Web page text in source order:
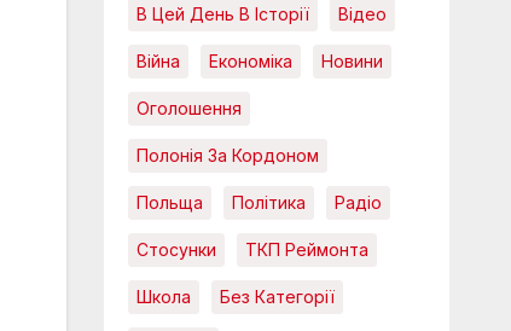
В Цей День В Історії Відео
Війна Економіка Новини
Оголошення
Полонія За Кордоном
Польща Політика Радіо
Стосунки ТКП Реймонта
Школа Без Категорії